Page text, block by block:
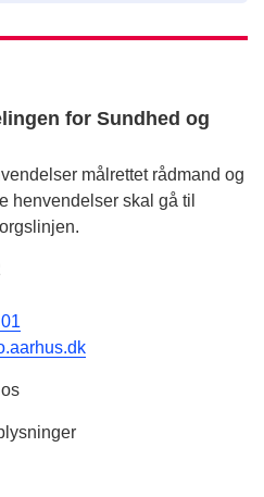
for Sundhed og
målrettet rådmand og
henvendelser skal gå til